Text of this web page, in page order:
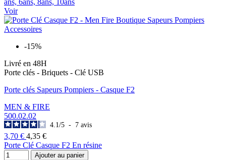
ans, 6ans, 8ans, 10ans
Voir
-15%
Livré en 48H
Porte clés - Briquets - Clé USB
Porte clés Sapeurs Pompiers - Casque F2
MEN & FIRE
500.02.02
4.1/5 - 7 avis
3,70 € 4,35 €
Porte Clé Casque F2 En résine
Ajouter au panier